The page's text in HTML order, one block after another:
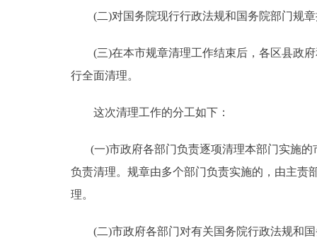
绿色北京
ESPAÑOL
(二)对国务院现行行政法规和国务院部门规章
(三)在本市规章清理工作结束后，各区县政府
行全面清理。
这次清理工作的分工如下：
(一)市政府各部门负责逐项清理本部门实施的
负责清理。规章由多个部门负责实施的，由主责
理。
(二)市政府各部门对有关国务院行政法规和国